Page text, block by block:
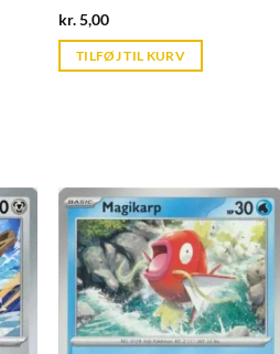
kr.5,00Current
is:
kr. 39,95.
TILFØJ TIL KURV